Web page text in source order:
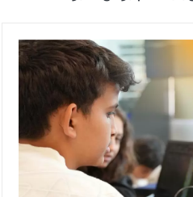
تعديل قانون الملكية العقارية
اليومية ويؤكد حرص مجلس النواب
مع الإعلام
الثالثة) إلى مراجعة منصة خدمة